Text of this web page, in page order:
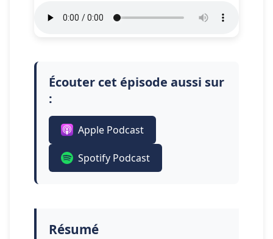
Écouter cet épisode aussi sur
:
Apple Podcast
Spotify Podcast
Résumé